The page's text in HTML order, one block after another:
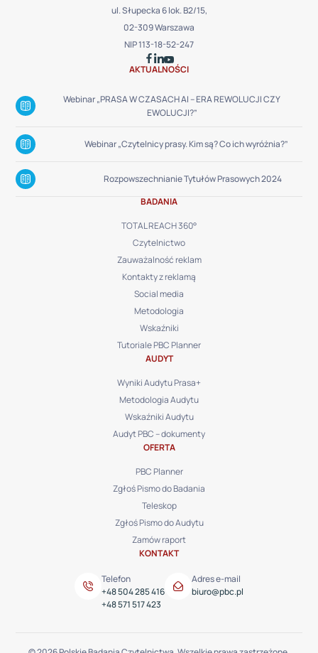
ul. Słupecka 6 lok. B2/15,
02-309 Warszawa
NIP 113-18-52-247
AKTUALNOŚCI
Webinar „PRASA W CZASACH AI – ERA REWOLUCJI CZY
EWOLUCJI?”
Webinar „Czytelnicy prasy. Kim są? Co ich wyróżnia?”
Rozpowszechnianie Tytułów Prasowych 2024
BADANIA
TOTAL REACH 360°
Czytelnictwo
Zauważalność reklam
Kontakty z reklamą
Social media
Metodologia
Wskaźniki
Tutoriale PBC Planner
AUDYT
Wyniki Audytu Prasa+
Metodologia Audytu
Wskaźniki Audytu
Audyt PBC – dokumenty
OFERTA
PBC Planner
Zgłoś Pismo do Badania
Teleskop
Zgłoś Pismo do Audytu
Zamów raport
KONTAKT
Telefon
+48 504 285 416
+48 571 517 423
Adres e-mail
biuro@pbc.pl